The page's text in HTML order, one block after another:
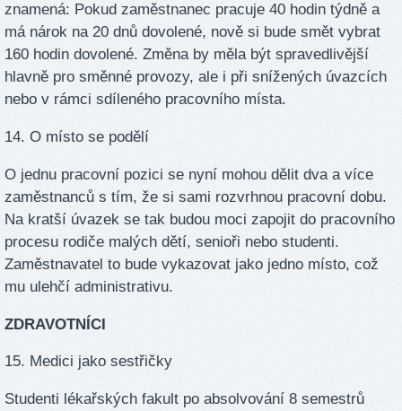
znamená: Pokud zaměstnanec pracuje 40 hodin týdně a
má nárok na 20 dnů dovolené, nově si bude smět vybrat
160 hodin dovolené. Změna by měla být spravedlivější
hlavně pro směnné provozy, ale i při snížených úvazcích
nebo v rámci sdíleného pracovního místa.
14. O místo se podělí
O jednu pracovní pozici se nyní mohou dělit dva a více
zaměstnanců s tím, že si sami rozvrhnou pracovní dobu.
Na kratší úvazek se tak budou moci zapojit do pracovního
procesu rodiče malých dětí, senioři nebo studenti.
Zaměstnavatel to bude vykazovat jako jedno místo, což
mu ulehčí administrativu.
ZDRAVOTNÍCI
15. Medici jako sestřičky
Studenti lékařských fakult po absolvování 8 semestrů